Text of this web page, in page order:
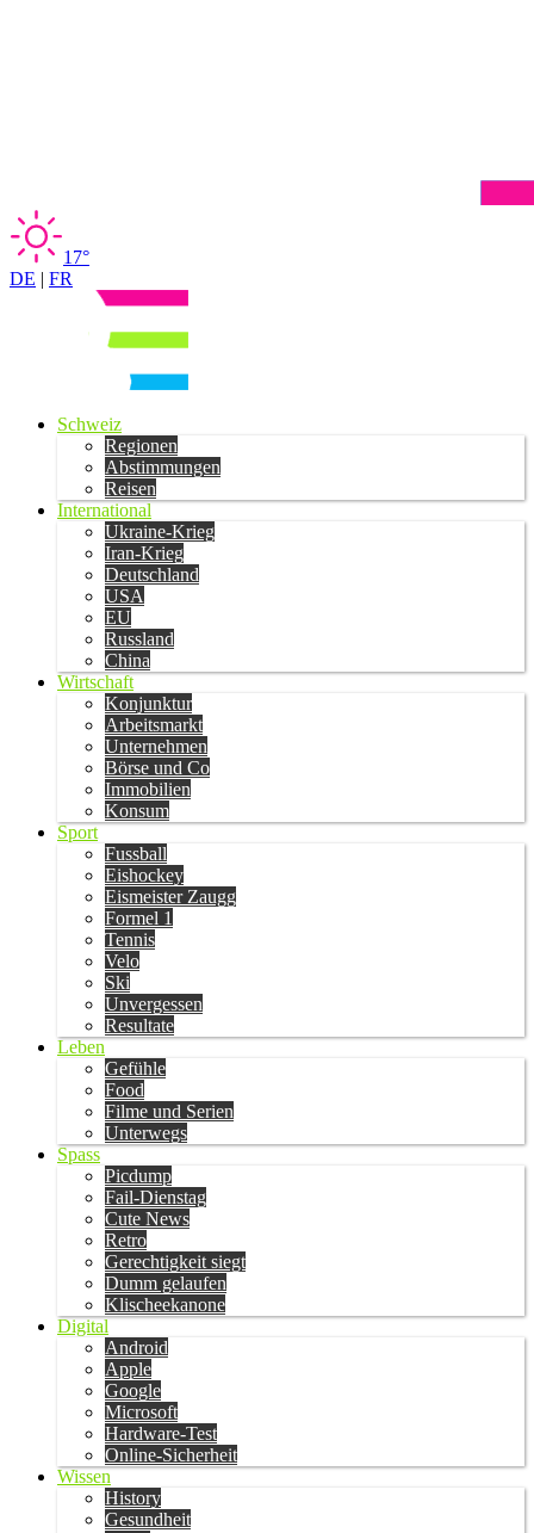
17°
DE | FR
Schweiz
Regionen
Abstimmungen
Reisen
International
Ukraine-Krieg
Iran-Krieg
Deutschland
USA
EU
Russland
China
Wirtschaft
Konjunktur
Arbeitsmarkt
Unternehmen
Börse und Co
Immobilien
Konsum
Sport
Fussball
Eishockey
Eismeister Zaugg
Formel 1
Tennis
Velo
Ski
Unvergessen
Resultate
Leben
Gefühle
Food
Filme und Serien
Unterwegs
Spass
Picdump
Fail-Dienstag
Cute News
Retro
Gerechtigkeit siegt
Dumm gelaufen
Klischeekanone
Digital
Android
Apple
Google
Microsoft
Hardware-Test
Online-Sicherheit
Wissen
History
Gesundheit